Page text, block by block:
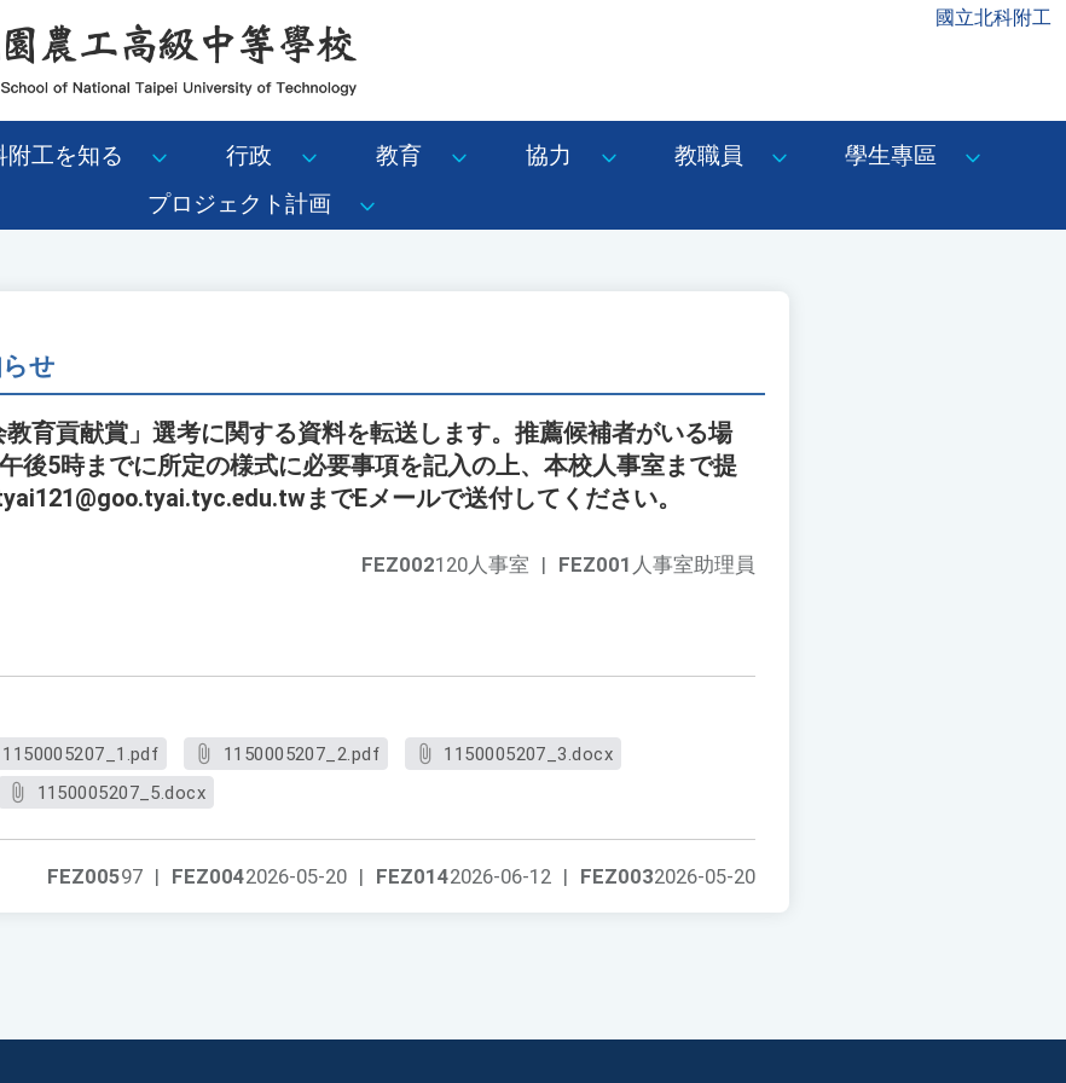
國立北科附工
附工を知る 行政 教育 協力 教職員
學生專區
プロジェクト計画
せ
育貢献賞」選考に関する資料を転送します。推薦候補者がいる場
後5時までに所定の様式に必要事項を記入の上、本校人事室まで提
までEメールで送付してください。
FEZ001 人事室助理員
FEZ002120人事室 |
1150005207_1.pdf 1150005207_2.pdf
1150005207_3.docx
1150005207_5.docx
FEZ0032026-05-20
FEZ0142026-06-12 |
FEZ0042026-05-20 |
FEZ00597 |